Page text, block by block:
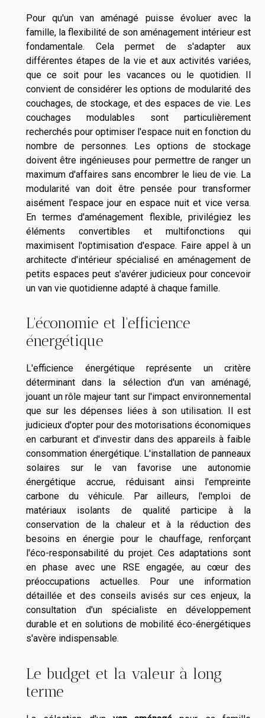
Pour qu'un van aménagé puisse évoluer avec la
famille, la flexibilité de son aménagement intérieur est
fondamentale. Cela permet de s'adapter aux
différentes étapes de la vie et aux activités variées,
que ce soit pour les vacances ou le quotidien. Il
convient de considérer les options de modularité des
couchages, de stockage, et des espaces de vie. Les
couchages modulables sont particulièrement
recherchés pour optimiser l'espace nuit en fonction du
nombre de personnes. Les options de stockage
doivent être ingénieuses pour permettre de ranger un
maximum d'affaires sans encombrer le lieu de vie. La
modularité van doit être pensée pour transformer
aisément l'espace jour en espace nuit et vice versa.
En termes d'aménagement flexible, privilégiez les
éléments convertibles et multifonctions qui
maximisent l'optimisation d'espace. Faire appel à un
architecte d'intérieur spécialisé en aménagement de
petits espaces peut s'avérer judicieux pour concevoir
un van vie quotidienne adapté à chaque famille.
L'économie et l'efficience
énergétique
L'efficience énergétique représente un critère
déterminant dans la sélection d'un van aménagé,
jouant un rôle majeur tant sur l'impact environnemental
que sur les dépenses liées à son utilisation. Il est
judicieux d'opter pour des motorisations économiques
en carburant et d'investir dans des appareils à faible
consommation énergétique. L'installation de panneaux
solaires sur le van favorise une autonomie
énergétique accrue, réduisant ainsi l'empreinte
carbone du véhicule. Par ailleurs, l'emploi de
matériaux isolants de qualité participe à la
conservation de la chaleur et à la réduction des
besoins en énergie pour le chauffage, renforçant
l'éco-responsabilité du projet. Ces adaptations sont
en phase avec une RSE engagée, au cœur des
préoccupations actuelles. Pour une information
détaillée et des conseils avisés sur ces enjeux, la
consultation d'un spécialiste en développement
durable et en solutions de mobilité éco-énergétiques
s'avère indispensable.
Le budget et la valeur à long
terme